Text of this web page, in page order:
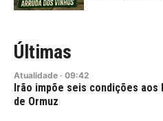
Últimas
Atualidade · 09:42
Irão impõe seis condições aos
de Ormuz